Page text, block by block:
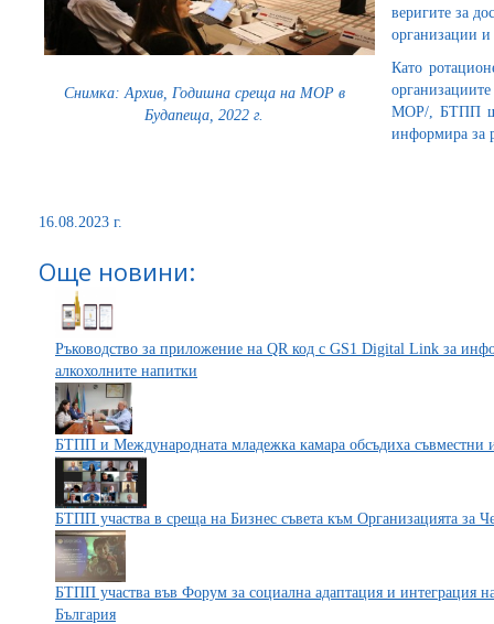
Снимка: Архив, Годишна среща на МОР в
Будапеща, 2022 г.
веригите за
организации и
Като
МОР/, БТПП ще
информира за
16.08.2023 г.
Още новини:
Ръководство за приложение на QR код с GS1 Digital Link за
алкохолните напитки
БТПП и Международната младежка камара обсъдиха съвместни
БТПП участва в среща на Бизнес съвета към Организацията за
БТПП участва във Форум за социална адаптация и интеграция
България